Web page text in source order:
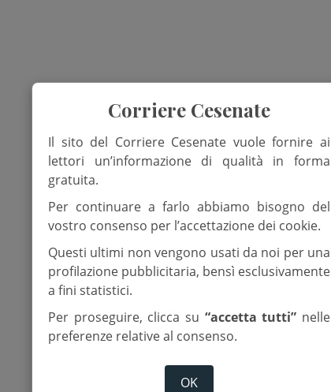
Corriere Cesenate
Il sito del Corriere Cesenate vuole fornire ai
lettori un’informazione di qualità in forma
gratuita.
Per continuare a farlo abbiamo bisogno del
vostro consenso per l’accettazione dei cookie.
Questi ultimi non vengono usati da noi per una
profilazione pubblicitaria, bensì esclusivamente
a fini statistici.
Per proseguire, clicca su “accetta tutti” nelle
preferenze relative al consenso.
OK